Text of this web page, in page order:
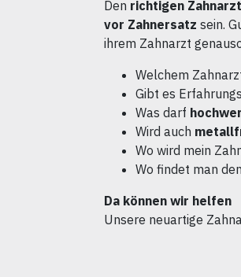
Den richtigen
vor Zahnersatz sein.
ihrem Zahnarzt
Welchem
Gibt es
Was darf
Wird auch
Wo wird mein
Wo findet man
Da können wir helfen
Unsere neuartige